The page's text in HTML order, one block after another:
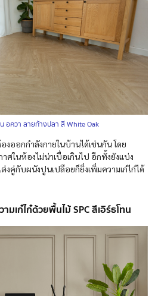
น อควา ลายก้างปลา สี White Oak
ออกกำลังกายในบ้านได้เช่นกัน โดย
ศในห้องไม่น่าเบื่อเกินไป อีกทั้งยังแบ่ง
คู่กับผนังปูนเปลือยก็ยิ่งเพิ่มความเก๋ไก๋ได้
เก๋ไก๋ด้วยพื้นไม้ SPC สีเอิร์ธโทน